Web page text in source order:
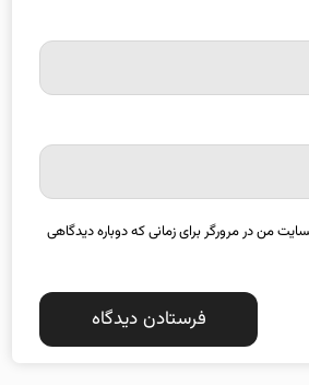
من در مرورگر برای زمانی که دوباره دیدگاهی